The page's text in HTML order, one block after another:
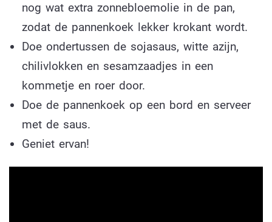
nog wat extra zonnebloemolie in de pan,
zodat de pannenkoek lekker krokant wordt.
Doe ondertussen de sojasaus, witte azijn,
chilivlokken en sesamzaadjes in een
kommetje en roer door.
Doe de pannenkoek op een bord en serveer
met de saus.
Geniet ervan!